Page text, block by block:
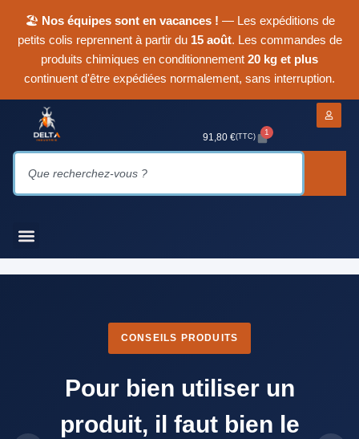
🏖 Nos équipes sont en vacances ! — Les expéditions de
petits colis reprennent à partir du 15 août. Les commandes de
produits chimiques en conditionnement 20 kg et plus
continuent d'être expédiées normalement, sans interruption.
91,80 €(TTC) 1
CONSEILS PRODUITS
Pour bien utiliser un
produit, il faut bien le